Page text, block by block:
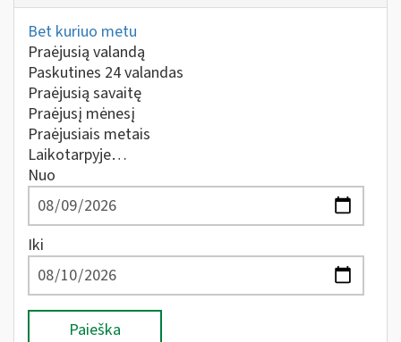
Bet kuriuo metu
Praėjusią valandą
Paskutines 24 valandas
Praėjusią savaitę
Praėjusį mėnesį
Praėjusiais metais
Laikotarpyje…
Nuo
Iki
Paieška